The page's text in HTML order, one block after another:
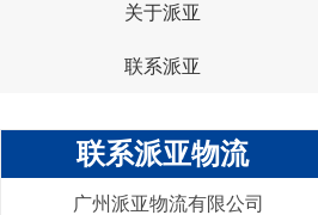
关于派亚
联系派亚
联系派亚物流
广州派亚物流有限公司